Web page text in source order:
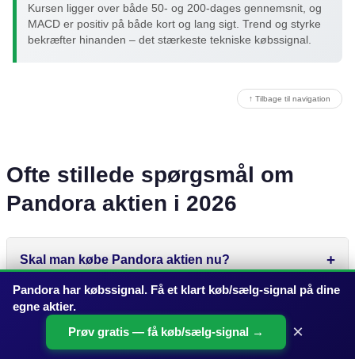
Kursen ligger over både 50- og 200-dages gennemsnit, og
MACD er positiv på både kort og lang sigt. Trend og styrke
bekræfter hinanden – det stærkeste tekniske købssignal.
↑ Tilbage til navigation
Ofte stillede spørgsmål om
Pandora aktien i 2026
Skal man købe Pandora aktien nu?
Hvad er kursmålet for Pandora aktien?
Pandora har købssignal. Få et klart køb/sælg-signal på dine
egne aktier.
Prøv gratis — få køb/sælg-signal →
×